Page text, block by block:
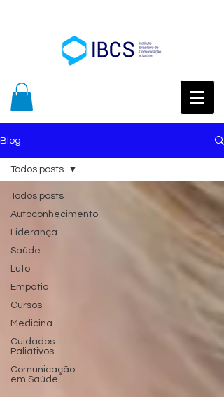
Blog
Todos posts
Autoconhecimento
Liderança
Saúde
Luto
Empatia
Cursos
Medicina
Cuidados
Paliativos
Comunicação
em Saúde
Todos posts